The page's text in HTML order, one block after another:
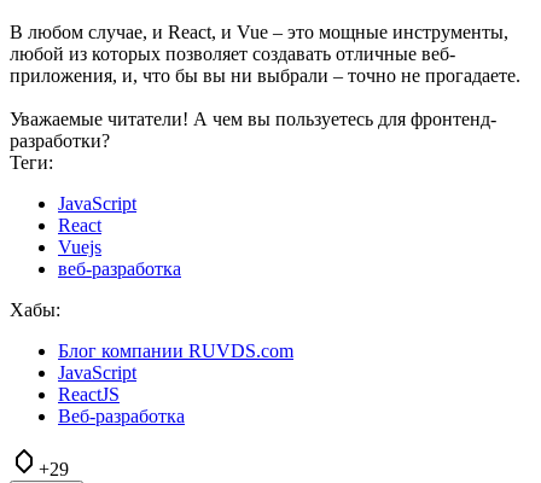
В любом случае, и React, и Vue – это мощные инструменты,
любой из которых позволяет создавать отличные веб-
приложения, и, что бы вы ни выбрали – точно не прогадаете.
Уважаемые читатели! А чем вы пользуетесь для фронтенд-
разработки?
Теги:
JavaScript
React
Vuejs
веб-разработка
Хабы:
Блог компании RUVDS.com
JavaScript
ReactJS
Веб-разработка
+29